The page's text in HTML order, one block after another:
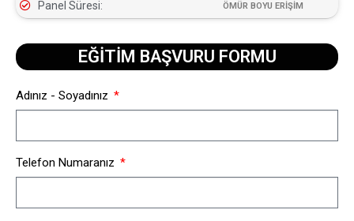
Panel Süresi: ÖMÜR BOYU ERİŞİM
EĞİTİM BAŞVURU FORMU​
Adınız - Soyadınız
Telefon Numaranız